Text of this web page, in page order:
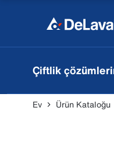
Çiftlik
Ev Ürün Kataloğu